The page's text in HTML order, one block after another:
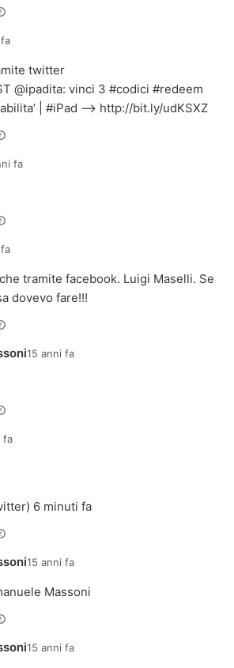
twitter
@ipadita: vinci 3 #codici #redeem
| #iPad –> http://bit.ly/udKSXZ
fa
tramite facebook. Luigi Maselli. Se
dovevo fare!!!
15 anni fa
fa
6 minuti fa
15 anni fa
Massoni
15 anni fa